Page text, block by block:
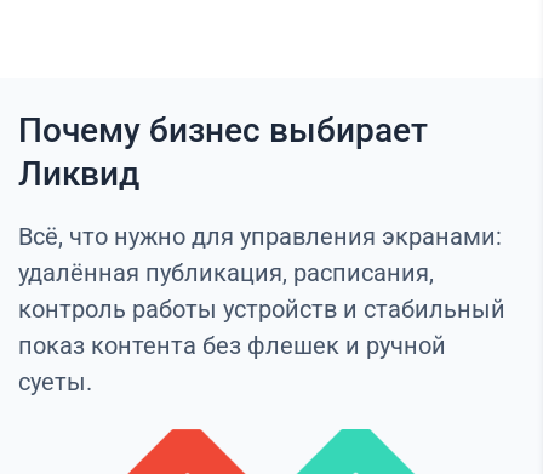
Почему бизнес выбирает
Ликвид
Всё, что нужно для управления экранами:
удалённая публикация, расписания,
контроль работы устройств и стабильный
показ контента без флешек и ручной
суеты.